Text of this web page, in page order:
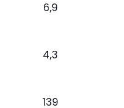
6,9
4,3
139